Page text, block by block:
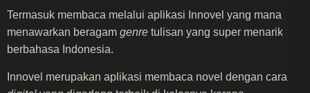
Termasuk membaca melalui aplikasi Innovel yang mana
menawarkan beragam genre tulisan yang super menarik
berbahasa Indonesia.
Innovel merupakan aplikasi membaca novel dengan cara